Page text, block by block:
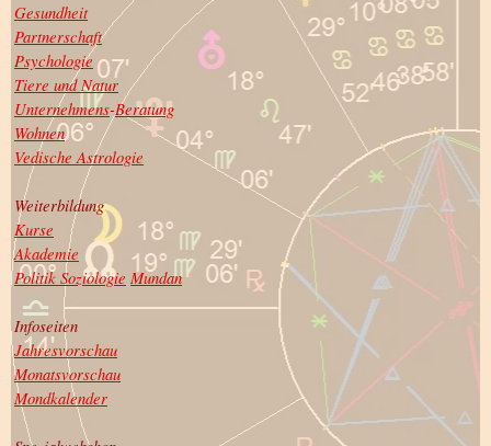
Gesundheit
Partnerschaft
Psychologie
Tiere und Natur
Unternehmens-Beratung
Wohnen
Vedische Astrologie
Weiterbildung
Kurse
Akademie
Politik Soziologie Mundan
Infoseiten
Jahresvorschau
Monatsvorschau
Mondkalender